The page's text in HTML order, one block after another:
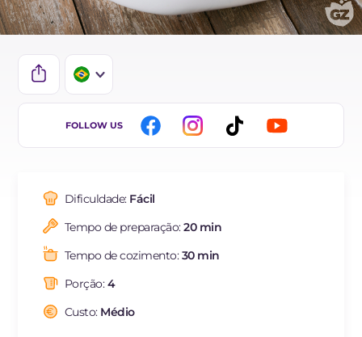
IT
ES
FR
NL
FOLLOW US
Dificuldade: Fácil
Tempo de preparação:20 min
Tempo de cozimento:30 min
Porção:4
Custo: Médio